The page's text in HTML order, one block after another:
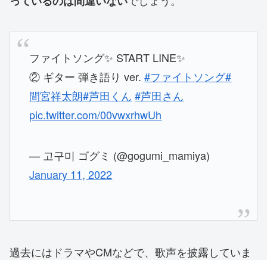
ファイトソング✨ START LINE✨
② ギター 弾き語り ver.#ファイトソング#
間宮祥太朗#芦田くん #芦田さん
pic.twitter.com/00vwxrhwUh
— 고구미 ゴグミ (@gogumi_mamiya)
January 11, 2022
過去にはドラマやCMなどで、歌声を披露していま